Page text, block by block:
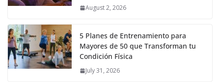
August 2, 2026
5 Planes de Entrenamiento para
Mayores de 50 que Transforman tu
Condición Física
July 31, 2026